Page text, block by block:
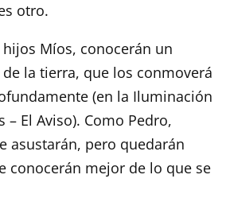
otro.
Míos, conocerán un
la tierra, que los conmoverá
(en la Iluminación
– El Aviso). Como Pedro,
asustarán, pero quedarán
conocerán mejor de lo que se